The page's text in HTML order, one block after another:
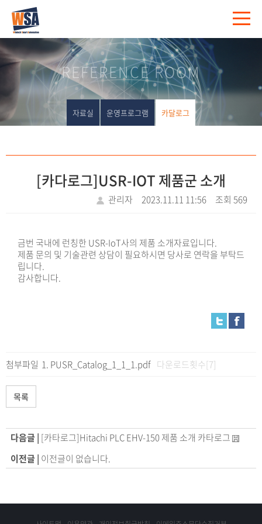
REFERENCE ROOM
자료실 운영프로그램 카달로그
[카다로그]USR-IOT 제품군 소개
관리자 2023.11.11 11:56 조회 569
금번 국내에 런칭한 USR-IoT사의 제품 소개자료입니다.
제품 문의 및 기술관련 상담이 필요하시면 당사로 연락을 부탁드
립니다.
감사합니다.
첨부파일 PUSR_Catalog_1_1_1.pdf 다운로드횟수[7]
목록
다음글 | [카타로그]Hitachi PLC EHV-150 제품 소개 카타로그
이전글 | 이전글이 없습니다.